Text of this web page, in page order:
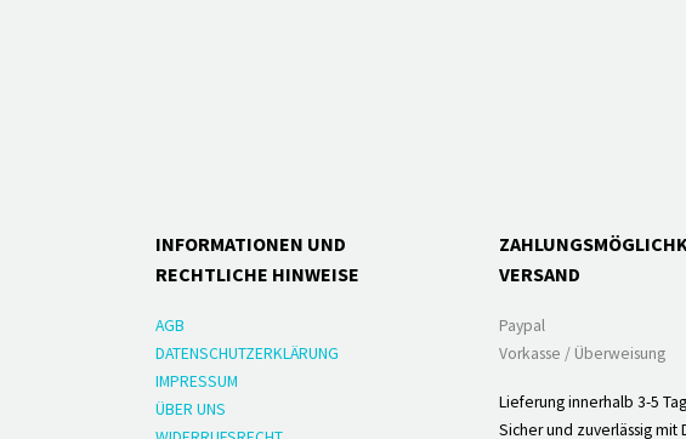
INFORMATIONEN UND
RECHTLICHE HINWEISE
AGB
DATENSCHUTZERKLÄRUNG
IMPRESSUM
ÜBER UNS
VERSAND
Paypal
Vorkasse / Überweisung
Lieferung innerhalb 3-5
Sicher und zuverlässig mit